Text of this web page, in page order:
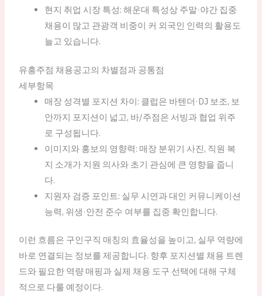
현지 취업 시장 특성: 해운대 특성상 주말·야간 집중
채용이 많고 관광객 비중이 커 외국인 인력의 활용도
늘고 있습니다.
유흥주점 채용공고의 차별점과 공통점
세부항목
매장 성격별 포지션 차이: 클럽은 바텐더·DJ 보조, 보
안까지 포지션이 넓고, 바/주점은 서빙과 협업 위주
로 구성됩니다.
이미지와 홍보의 영향력: 매장 분위기 사진, 직원 복
지 소개가 지원 의사와 초기 관심에 큰 영향을 줍니
다.
지원자 검증 포인트: 실무 시연과 대인 커뮤니케이션
능력, 위생·안전 준수 여부를 집중 확인합니다.
이런 흐름은 구인구직 매칭의 효율성을 높이고, 실무 역량에
바로 연결되는 정보를 제공합니다. 향후 포지션별 채용 트렌
드와 필요한 역량 매핑과 실제 채용 도구 선택에 대해 구체
적으로 다룰 예정이다.